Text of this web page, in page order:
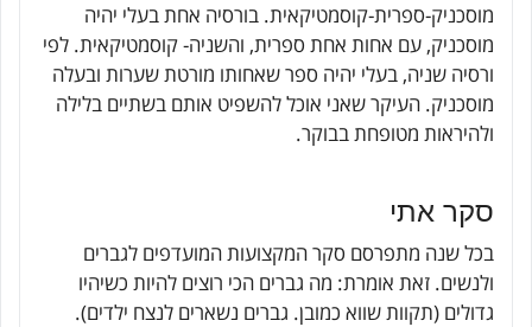
מוסכניק-ספרית-קוסמטיקאית. בורסיה אחת בעלי יהיה
מוסכניק, עם אחות אחת ספרית, והשניה- קוסמטיקאית. לפי
ורסיה שניה, בעלי יהיה ספר שאחותו מורטת שערות ובעלה
מוסכניק. העיקר שאני אוכל להשפיט אותם בשתיים בלילה
ולהיראות מטופחת בבוקר.
סקר אתי
בכל שנה מתפרסם סקר המקצועות המועדפים לגברים
ולנשים. זאת אומרת: מה גברים הכי רוצים להיות כשיהיו
גדולים (תקוות שווא כמובן. גברים נשארים לנצח ילדים).